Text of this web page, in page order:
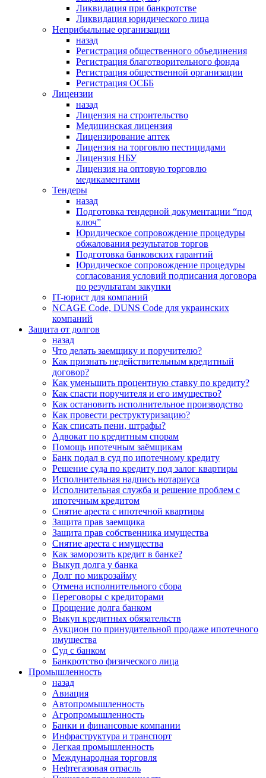
Ликвидация при банкротстве
Ликвидация юридического лица
Неприбыльные организации
назад
Регистрация общественного объединения
Регистрация благотворительного фонда
Регистрация общественной организации
Регистрация ОСББ
Лицензии
назад
Лицензия на строительство
Медицинская лицензия
Лицензирование аптек
Лицензия на торговлю пестицидами
Лицензия НБУ
Лицензия на оптовую торговлю
медикаментами
Тендеры
назад
Подготовка тендерной документации “под
ключ”
Юридическое сопровождение процедуры
обжалования результатов торгов
Подготовка банковских гарантий
Юридическое сопровождение процедуры
согласования условий подписания договора
по результатам закупки
IT-юрист для компаний
NCAGE Code, DUNS Code для украинских
компаний
Защита от долгов
назад
Что делать заемщику и поручителю?
Как признать недействительным кредитный
договор?
Как уменьшить процентную ставку по кредиту?
Как спасти поручителя и его имущество?
Как остановить исполнительное производство
Как провести реструктуризацию?
Как списать пени, штрафы?
Адвокат по кредитным спорам
Помощь ипотечным заёмщикам
Банк подал в суд по ипотечному кредиту
Решение суда по кредиту под залог квартиры
Исполнительная надпись нотариуса
Исполнительная служба и решение проблем с
ипотечным кредитом
Снятие ареста с ипотечной квартиры
Защита прав заемщика
Защита прав собственника имущества
Снятие ареста с имущества
Как заморозить кредит в банке?
Выкуп долга у банка
Долг по микрозайму
Отмена исполнительного сбора
Переговоры с кредиторами
Прощение долга банком
Выкуп кредитных обязательств
Аукцион по принудительной продаже ипотечного
имущества
Суд с банком
Банкротство физического лица
Промышленность
назад
Авиация
Автопромышленность
Агропромышленность
Банки и финансовые компании
Инфраструктура и транспорт
Легкая промышленность
Международная торговля
Нефтегазовая отрасль